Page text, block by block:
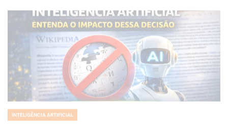
POSTED
INTELIGÊNCIA ARTIFICIAL
Wikipedia Baniu Uso de Inteligência Artificial: Entenda o Impacto
dessa Decisão
26/03/2026 Roberto Zago Sartori